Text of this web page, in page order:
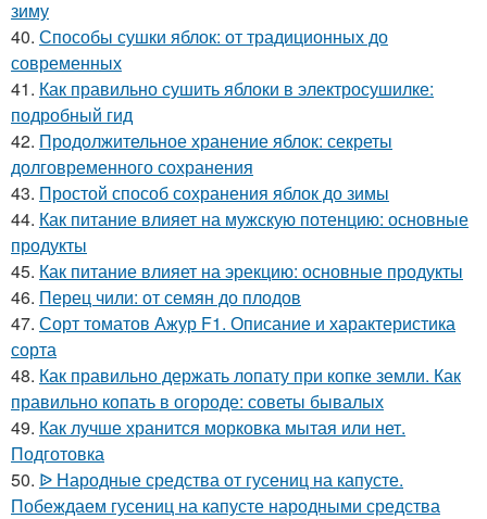
зиму
40. Способы сушки яблок: от традиционных до
современных
41. Как правильно сушить яблоки в электросушилке:
подробный гид
42. Продолжительное хранение яблок: секреты
долговременного сохранения
43. Простой способ сохранения яблок до зимы
44. Как питание влияет на мужскую потенцию: основные
продукты
45. Как питание влияет на эрекцию: основные продукты
46. Перец чили: от семян до плодов
47. Сорт томатов Ажур F1. Описание и характеристика
сорта
48. Как правильно держать лопату при копке земли. Как
правильно копать в огороде: советы бывалых
49. Как лучше хранится морковка мытая или нет.
Подготовка
50. ᐉ Народные средства от гусениц на капусте.
Побеждаем гусениц на капусте народными средства